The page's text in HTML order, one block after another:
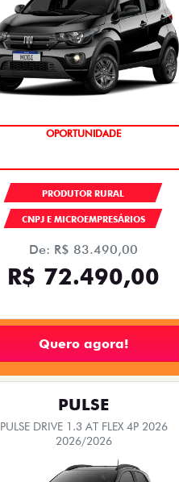
ÚLTIMAS UNIDADES
PRODUTOR RURAL
CNPJ E MICROEMPRESÁRIOS
De: R$ 83.490,00
R$ 72.490,00
Quero agora!
PULSE
PULSE DRIVE 1.3 AT FLEX 4P 2026
2026/2026